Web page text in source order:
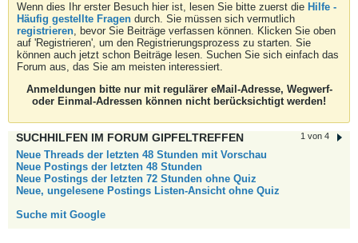
Wenn dies Ihr erster Besuch hier ist, lesen Sie bitte zuerst die Hilfe -
Häufig gestellte Fragen durch. Sie müssen sich vermutlich
registrieren, bevor Sie Beiträge verfassen können. Klicken Sie oben
auf 'Registrieren', um den Registrierungsprozess zu starten. Sie
können auch jetzt schon Beiträge lesen. Suchen Sie sich einfach das
Forum aus, das Sie am meisten interessiert.
Anmeldungen bitte nur mit regulärer eMail-Adresse, Wegwerf-
oder Einmal-Adressen können nicht berücksichtigt werden!
1 von 4
SUCHHILFEN IM FORUM GIPFELTREFFEN
Neue Threads der letzten 48 Stunden mit Vorschau
Neue Postings der letzten 48 Stunden
Neue Postings der letzten 72 Stunden ohne Quiz
Neue, ungelesene Postings Listen-Ansicht ohne Quiz
Suche mit Google